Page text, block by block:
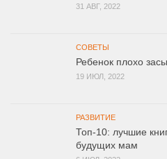
31 АВГ, 2022
СОВЕТЫ
Ребенок плохо
19 ИЮЛ, 2022
РАЗВИТИЕ
Топ-10: лучшие
будущих мам